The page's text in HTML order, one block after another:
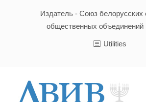
Издатель - Союз белорусских
общественных
Utilities